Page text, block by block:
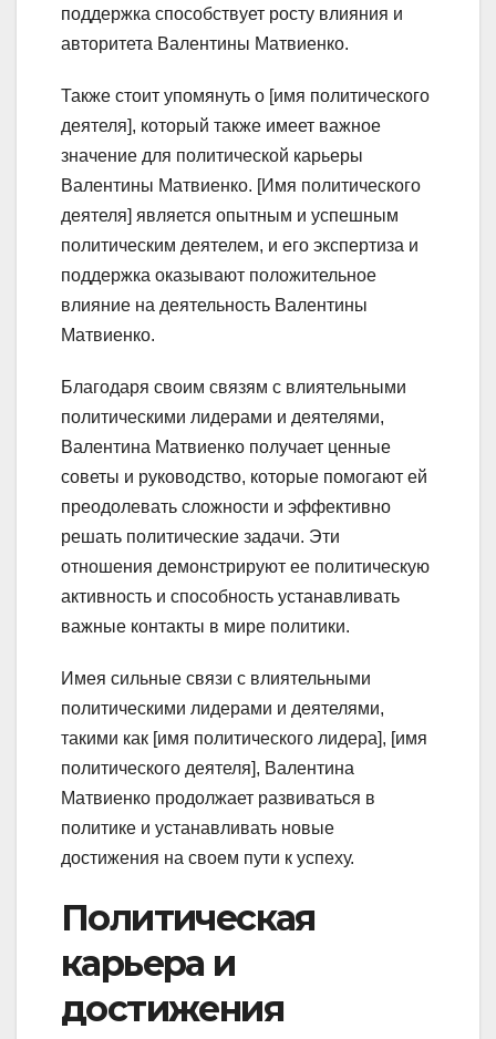
поддержка способствует росту влияния и
авторитета Валентины Матвиенко.
Также стоит упомянуть о [имя политического
деятеля], который также имеет важное
значение для политической карьеры
Валентины Матвиенко. [Имя политического
деятеля] является опытным и успешным
политическим деятелем, и его экспертиза и
поддержка оказывают положительное
влияние на деятельность Валентины
Матвиенко.
Благодаря своим связям с влиятельными
политическими лидерами и деятелями,
Валентина Матвиенко получает ценные
советы и руководство, которые помогают ей
преодолевать сложности и эффективно
решать политические задачи. Эти
отношения демонстрируют ее политическую
активность и способность устанавливать
важные контакты в мире политики.
Имея сильные связи с влиятельными
политическими лидерами и деятелями,
такими как [имя политического лидера], [имя
политического деятеля], Валентина
Матвиенко продолжает развиваться в
политике и устанавливать новые
достижения на своем пути к успеху.
Политическая
карьера и
достижения